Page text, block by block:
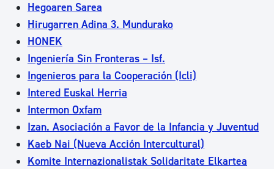
Hegoaren Sarea
Hirugarren Adina 3. Mundurako
HONEK
Ingeniería Sin Fronteras – Isf.
Ingenieros para la Cooperación (Icli)
Intered Euskal Herria
Intermon Oxfam
Izan. Asociación a Favor de la Infancia y Juventud
Kaeb Nai (Nueva Acción Intercultural)
Komite Internazionalistak Solidaritate Elkartea